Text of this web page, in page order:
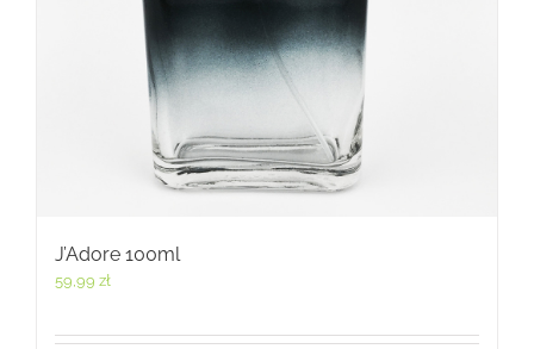
J’Adore 100ml
59,99 zł